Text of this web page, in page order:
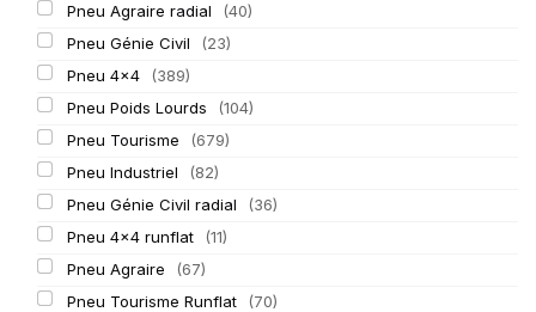
Pneu Agraire radial
(40)
Pneu Génie Civil
(23)
Pneu 4x4
(389)
Pneu Poids Lourds
(104)
Pneu Tourisme
(679)
Pneu Industriel
(82)
Pneu Génie Civil radial
(36)
Pneu 4x4 runflat
(11)
Pneu Agraire
(67)
Pneu Tourisme Runflat
(70)